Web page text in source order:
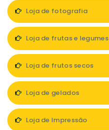
Loja de fotografia
Loja de frutas e legumes
Loja de frutos secos
Loja de gelados
Loja de Impressão